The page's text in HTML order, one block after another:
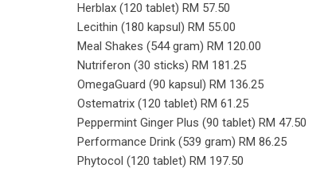
Herblax (120 tablet) RM 57.50
Lecithin (180 kapsul) RM 55.00
Meal Shakes (544 gram) RM 120.00
Nutriferon (30 sticks) RM 181.25
OmegaGuard (90 kapsul) RM 136.25
Ostematrix (120 tablet) RM 61.25
Peppermint Ginger Plus (90 tablet) RM 47.50
Performance Drink (539 gram) RM 86.25
Phytocol (120 tablet) RM 197.50